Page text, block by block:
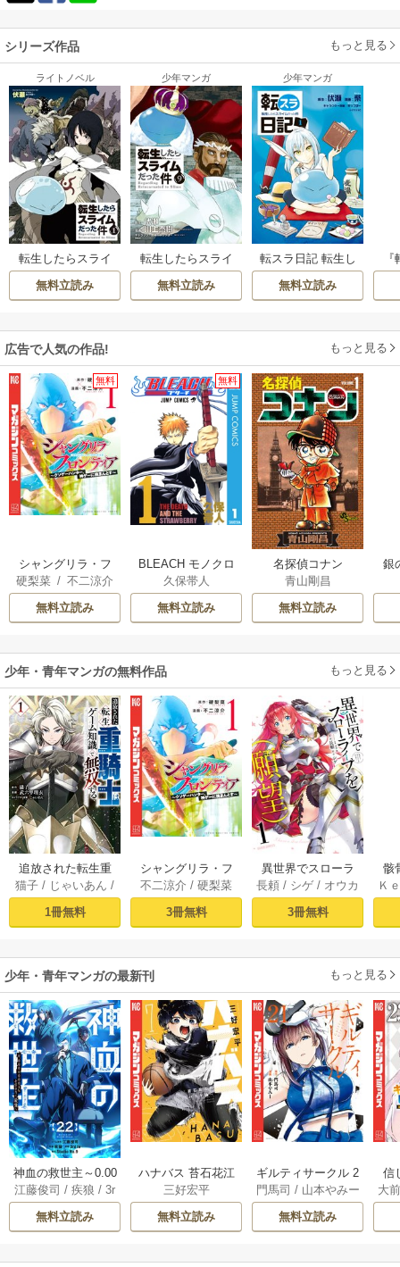
シリーズ作品 もっと見る
ライトノベル
転生したらスライ
ムだった件
無料立読み
少年マンガ
転生したらスライ
ムだった件 イラス
ト集付き特装版
無料立読み
少年マンガ
転スラ日記 転生し
たらスライムだっ
た件
無料立読み
広告で人気の作品! もっと見る
無料
シャングリラ・フ
ロンティア
硬梨菜 /不二涼介
無料立読み
無料
BLEACH モノクロ
版
久保帯人
無料立読み
名探偵コナン
青山剛昌
無料立読み
銀
少年・青年マンガの無料作品 もっと見る
追放された転生重
騎士はゲーム知識
で無双する（１）
猫子 / じゃいあん /
武六甲理衣
1冊無料
シャングリラ・フ
ロンティア（１）
～クソゲーハン
ター、神ゲーに挑
不二涼介 /硬梨菜
3冊無料
異世界でスローラ
イフを（願望） 1
長頼 / シゲ / オウカ
3冊無料
骸
異
Ｋ
少年・青年マンガの最新刊 もっと見る
神血の救世主～0.00
000001％を引き当
て最強へ～【電子
書籍特典付】 22巻
江藤俊司 /疾狼 /3r
d Ie/Studio No.9
無料立読み
ハナバス 苔石花江
のバスケ論 7巻
三好宏平
無料立読み
ギルティサークル 2
1巻
門馬司 / 山本やみー
無料立読み
信
に
の
大